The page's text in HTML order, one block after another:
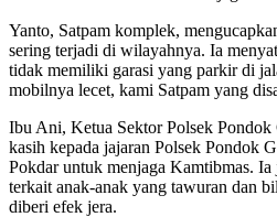
Yanto, Satpam komplek,
sering terjadi di wilayahnya. Ia
tidak memiliki garasi yang parkir di
mobilnya lecet, kami Satpam yang
Ibu Ani, Ketua Sektor Polsek Pondok
kasih kepada jajaran Polsek Pondok
Pokdar untuk menjaga Kamtibmas. Ia
terkait anak-anak yang tawuran dan
diberi efek jera.